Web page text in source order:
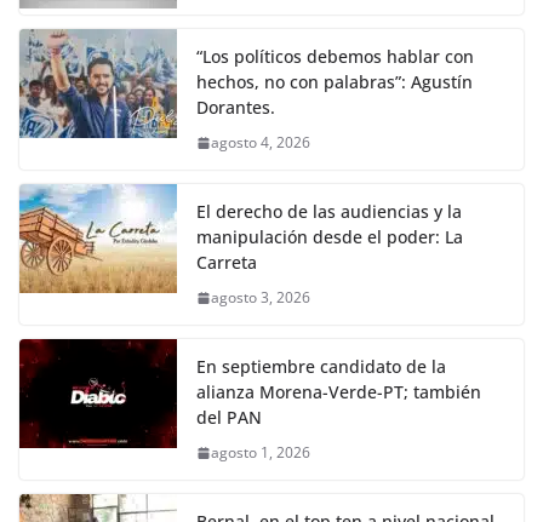
“Los políticos debemos hablar con
hechos, no con palabras”: Agustín
Dorantes.
agosto 4, 2026
El derecho de las audiencias y la
manipulación desde el poder: La
Carreta
agosto 3, 2026
En septiembre candidato de la
alianza Morena-Verde-PT; también
del PAN
agosto 1, 2026